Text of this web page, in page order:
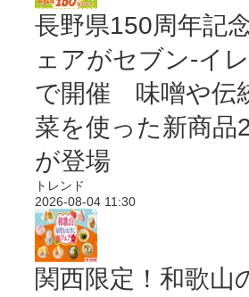
長野県150周年記
ェアがセブン-イ
で開催 味噌や伝
菜を使った新商品
が登場
トレンド
2026-08-04 11:30
関西限定！和歌山